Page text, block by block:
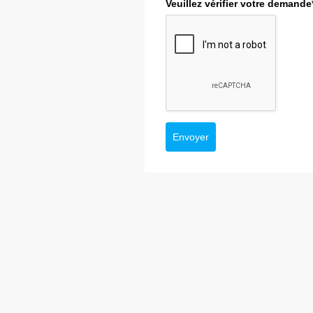
Veuillez vérifier votre
Envoyer